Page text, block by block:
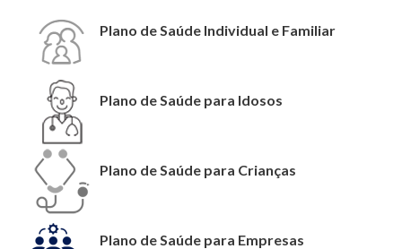
Plano de Saúde Individual e Familiar
Plano de Saúde para Idosos
Plano de Saúde para Crianças
Plano de Saúde para Empresas